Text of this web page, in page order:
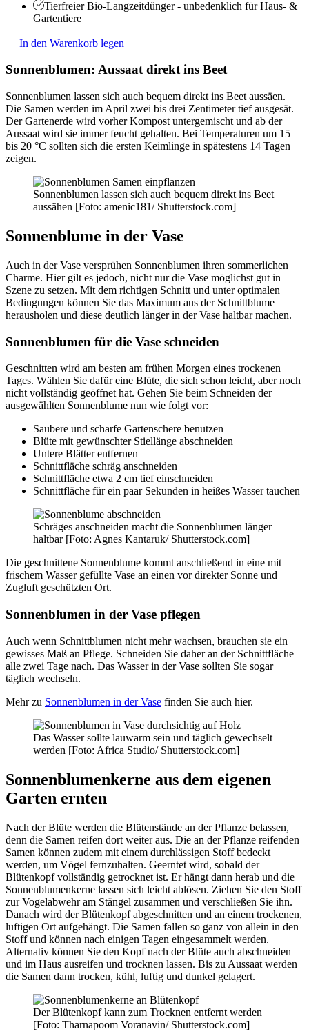
Tierfreier Bio-Langzeitdünger - unbedenklich für Haus- &
Gartentiere
In den Warenkorb legen
Sonnenblumen: Aussaat direkt ins Beet
Sonnenblumen lassen sich auch bequem direkt ins Beet aussäen.
Die Samen werden im April zwei bis drei Zentimeter tief ausgesät.
Der Gartenerde wird vorher Kompost untergemischt und ab der
Aussaat wird sie immer feucht gehalten. Bei Temperaturen um 15
bis 20 °C sollten sich die ersten Keimlinge in spätestens 14 Tagen
zeigen.
Sonnenblumen lassen sich auch bequem direkt ins Beet
aussähen [Foto: amenic181/ Shutterstock.com]
Sonnenblume in der Vase
Auch in der Vase versprühen Sonnenblumen ihren sommerlichen
Charme. Hier gilt es jedoch, nicht nur die Vase möglichst gut in
Szene zu setzen. Mit dem richtigen Schnitt und unter optimalen
Bedingungen können Sie das Maximum aus der Schnittblume
herausholen und diese deutlich länger in der Vase haltbar machen.
Sonnenblumen für die Vase schneiden
Geschnitten wird am besten am frühen Morgen eines trockenen
Tages. Wählen Sie dafür eine Blüte, die sich schon leicht, aber noch
nicht vollständig geöffnet hat. Gehen Sie beim Schneiden der
ausgewählten Sonnenblume nun wie folgt vor:
Saubere und scharfe Gartenschere benutzen
Blüte mit gewünschter Stiellänge abschneiden
Untere Blätter entfernen
Schnittfläche schräg anschneiden
Schnittfläche etwa 2 cm tief einschneiden
Schnittfläche für ein paar Sekunden in heißes Wasser tauchen
Schräges anschneiden macht die Sonnenblumen länger
haltbar [Foto: Agnes Kantaruk/ Shutterstock.com]
Die geschnittene Sonnenblume kommt anschließend in eine mit
frischem Wasser gefüllte Vase an einen vor direkter Sonne und
Zugluft geschützten Ort.
Sonnenblumen in der Vase pflegen
Auch wenn Schnittblumen nicht mehr wachsen, brauchen sie ein
gewisses Maß an Pflege. Schneiden Sie daher an der Schnittfläche
alle zwei Tage nach. Das Wasser in der Vase sollten Sie sogar
täglich wechseln.
Mehr zu Sonnenblumen in der Vase finden Sie auch hier.
Das Wasser sollte lauwarm sein und täglich gewechselt
werden [Foto: Africa Studio/ Shutterstock.com]
Sonnenblumenkerne aus dem eigenen
Garten ernten
Nach der Blüte werden die Blütenstände an der Pflanze belassen,
denn die Samen reifen dort weiter aus. Die an der Pflanze reifenden
Samen können zudem mit einem durchlässigen Stoff bedeckt
werden, um Vögel fernzuhalten. Geerntet wird, sobald der
Blütenkopf vollständig getrocknet ist. Er hängt dann herab und die
Sonnenblumenkerne lassen sich leicht ablösen. Ziehen Sie den Stoff
zur Vogelabwehr am Stängel zusammen und verschließen Sie ihn.
Danach wird der Blütenkopf abgeschnitten und an einem trockenen,
luftigen Ort aufgehängt. Die Samen fallen so ganz von allein in den
Stoff und können nach einigen Tagen eingesammelt werden.
Alternativ können Sie den Kopf nach der Blüte auch abschneiden
und im Haus ausreifen und trocknen lassen. Bis zu Aussaat werden
die Samen dann trocken, kühl, luftig und dunkel gelagert.
Der Blütenkopf kann zum Trocknen entfernt werden
[Foto: Tharnapoom Voranavin/ Shutterstock.com]